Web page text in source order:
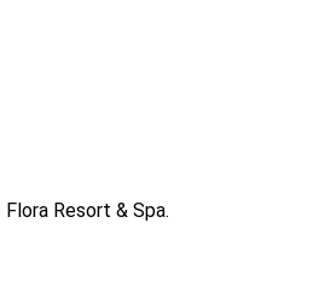
Resort & Spa.